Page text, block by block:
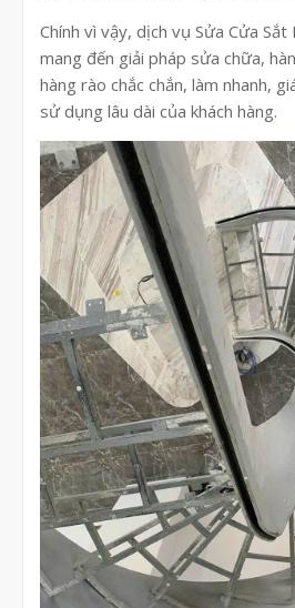
Chính vì vậy, dịch vụ Sửa Cửa Sắt
mang đến giải pháp sửa chữa,
hàng rào chắc chắn, làm nhanh,
sử dụng lâu dài của khách hàng.